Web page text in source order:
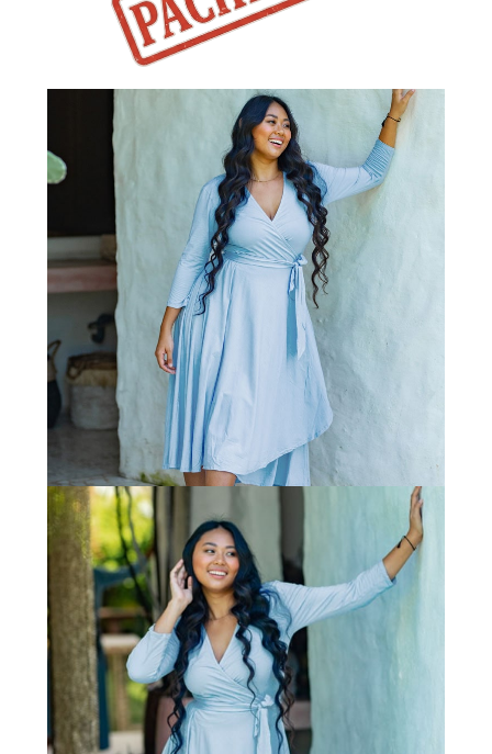
НЕТ В НАЛИЧИИ